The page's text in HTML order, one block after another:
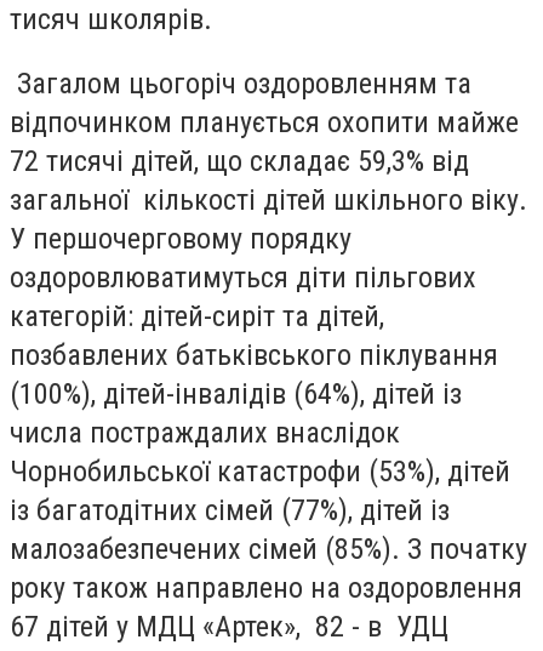
тисяч школярів.
Загалом цьогоріч оздоровленням та
відпочинком планується охопити майже
72 тисячі дітей, що складає 59,3% від
загальної кількості дітей шкільного віку.
У першочерговому порядку
оздоровлюватимуться діти пільгових
категорій: дітей-сиріт та дітей,
позбавлених батьківського піклування
(100%), дітей-інвалідів (64%), дітей із
числа постраждалих внаслідок
Чорнобильської катастрофи (53%), дітей
із багатодітних сімей (77%), дітей із
малозабезпечених сімей (85%). З початку
року також направлено на оздоровлення
67 дітей у МДЦ «Артек», 82 - в УДЦ